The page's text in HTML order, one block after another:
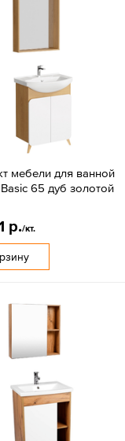
мебели для ванной
65 дуб золотой
р./кт.